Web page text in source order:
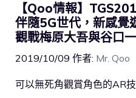
【Qoo情報】
伴隨5G世代，新感覺
觀戰梅原大吾與谷口
2019/10/09 作者: Mr. Qoo
可以無死角觀賞角色的AR技